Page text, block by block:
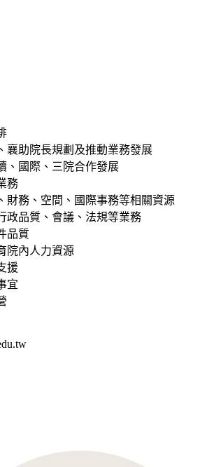
襄助院長規劃及推動業務發展
、國際、三院合作發展
務
財務、空間、國際事務等相關資源
政品質、會議、法規等業務
品質
院內人力資源
援
宜